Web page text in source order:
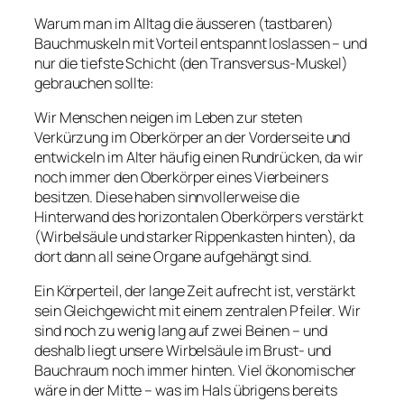
Warum man im Alltag die äusseren (tastbaren)
Bauchmuskeln mit Vorteil entspannt loslassen – und
nur die tiefste Schicht (den Transversus-Muskel)
gebrauchen sollte:
Wir Menschen neigen im Leben zur steten
Verkürzung im Oberkörper an der Vorderseite und
entwickeln im Alter häufig einen Rundrücken, da wir
noch immer den Oberkörper eines Vierbeiners
besitzen. Diese haben sinnvollerweise die
Hinterwand des horizontalen Oberkörpers verstärkt
(Wirbelsäule und starker Rippenkasten hinten), da
dort dann all seine Organe aufgehängt sind.
Ein Körperteil, der lange Zeit aufrecht ist, verstärkt
sein Gleichgewicht mit einem zentralen Pfeiler. Wir
sind noch zu wenig lang auf zwei Beinen – und
deshalb liegt unsere Wirbelsäule im Brust- und
Bauchraum noch immer hinten. Viel ökonomischer
wäre in der Mitte – was im Hals übrigens bereits